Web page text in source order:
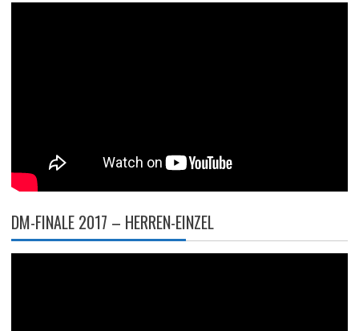
DM-FINALE 2017 – HERREN-EINZEL